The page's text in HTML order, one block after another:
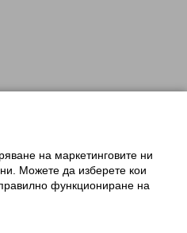
на маркетинговите ни
Можете да изберете кои
функциониране на